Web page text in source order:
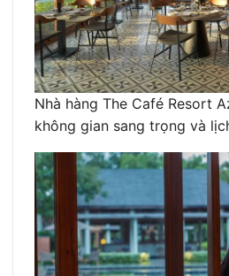
Nhà hàng The Café Resort
không gian sang trọng và